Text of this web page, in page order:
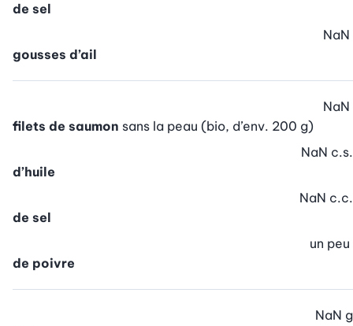
de sel
gousses d’ail
NaN
filets de saumon sans la peau (bio, d’env. 200 g)
NaN
d’huile
NaN c.s.
de sel
NaN c.c.
de poivre
un peu
NaN g